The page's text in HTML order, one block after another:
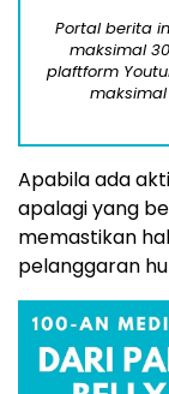
Portal berita
maksimal
plaftform
maksimal
Apabila ada
apalagi yang
memastikan
pelanggaran